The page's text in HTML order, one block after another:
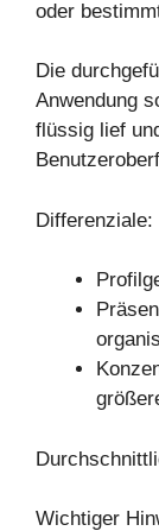
oder
Die
Anwendung
flüssig lief
Differenziale:
Wichtiger